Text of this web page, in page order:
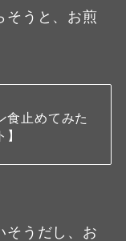
そうと、お煎
食止めてみた
そうだし、お